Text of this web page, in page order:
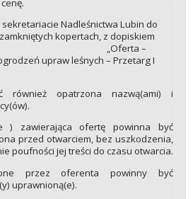
Nadleśnictwa Lubin do
kopertach, z dopiskiem
–
upraw leśnych – Przetarg I
również opatrzona nazwą(ami) i
) zawierająca ofertę powinna być
przed otwarciem, bez uszkodzenia,
poufności jej treści do czasu otwarcia.
przez oferenta powinny być
uprawnioną(e).